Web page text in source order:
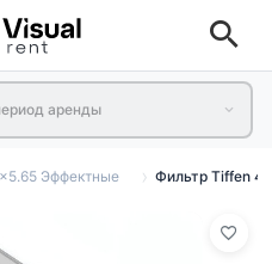
аренды
Эффектные Фильтр Tiffen 4